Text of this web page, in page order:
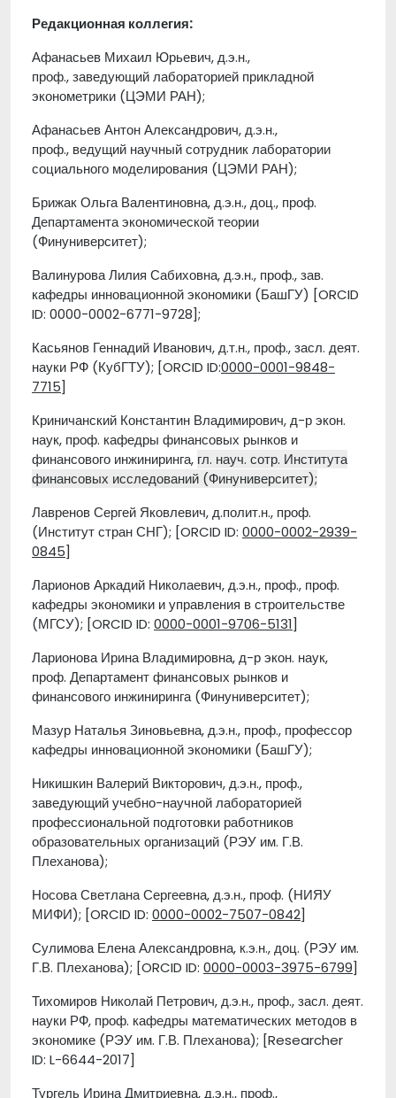
Редакционная коллегия:
Афанасьев Михаил Юрьевич, д.э.н.,
проф., заведующий лабораторией прикладной
эконометрики (ЦЭМИ РАН);
Афанасьев Антон Александрович, д.э.н.,
проф., ведущий научный сотрудник лаборатории
социального моделирования (ЦЭМИ РАН);
Брижак Ольга Валентиновна, д.э.н., доц., проф.
Департамента экономической теории
(Финуниверситет);
Валинурова Лилия Сабиховна, д.э.н., проф., зав.
кафедры инновационной экономики (БашГУ) [ORCID
ID: 0000-0002-6771-9728];
Касьянов Геннадий Иванович, д.т.н., проф., засл. деят.
науки РФ (КубГТУ); [ORCID ID:0000-0001-9848-
7715]
Криничанский Константин Владимирович, д-р экон.
наук, проф. кафедры финансовых рынков и
финансового инжиниринга, гл. науч. сотр. Института
финансовых исследований (Финуниверситет);
Лавренов Сергей Яковлевич, д.полит.н., проф.
(Институт стран СНГ); [ORCID ID: 0000-0002-2939-
0845]
Ларионов Аркадий Николаевич, д.э.н., проф., проф.
кафедры экономики и управления в строительстве
(МГСУ); [ORCID ID: 0000-0001-9706-5131]
Ларионова Ирина Владимировна, д-р экон. наук,
проф. Департамент финансовых рынков и
финансового инжиниринга (Финуниверситет);
Мазур Наталья Зиновьевна, д.э.н., проф., профессор
кафедры инновационной экономики (БашГУ);
Никишкин Валерий Викторович, д.э.н., проф.,
заведующий учебно-научной лабораторией
профессиональной подготовки работников
образовательных организаций (РЭУ им. Г.В.
Плеханова);
Носова Светлана Сергеевна, д.э.н., проф. (НИЯУ
МИФИ); [ORCID ID: 0000-0002-7507-0842]
Сулимова Елена Александровна, к.э.н., доц. (РЭУ им.
Г.В. Плеханова); [ORCID ID: 0000-0003-3975-6799]
Тихомиров Николай Петрович, д.э.н., проф., засл. деят.
науки РФ, проф. кафедры математических методов в
экономике (РЭУ им. Г.В. Плеханова); [Researcher
ID: L-6644-2017]
Тургель Ирина Дмитриевна, д.э.н., проф.,